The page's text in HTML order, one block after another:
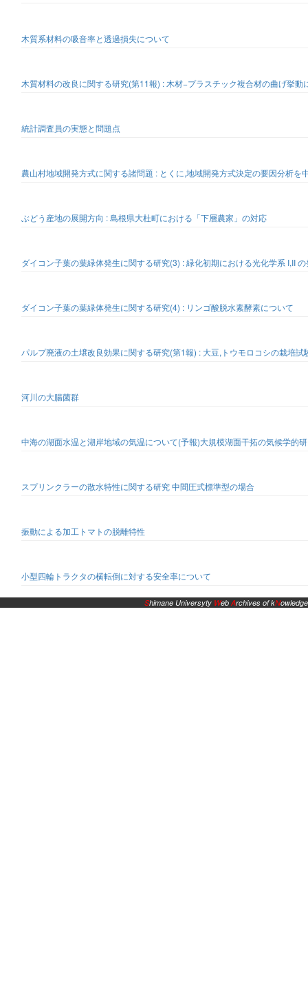
木質系材料の吸音率と透過損失について
木質材料の改良に関する研究(第11報) : 木材−プラスチック複合材の曲げ挙動
統計調査員の実態と問題点
農山村地域開発方式に関する諸問題 : とくに,地域開発方式決定の要因分析を
ぶどう産地の展開方向 : 島根県大杜町における「下層農家」の対応
ダイコン子葉の葉緑体発生に関する研究(3) : 緑化初期における光化学系 I,II
ダイコン子葉の葉緑体発生に関する研究(4) : リンゴ酸脱水素酵素について
パルプ廃液の土壌改良効果に関する研究(第1報) : 大豆,トウモロコシの栽培試
河川の大腸菌群
中海の湖面水温と湖岸地域の気温について(予報)大規模湖面干拓の気候学的
スプリンクラーの散水特性に関する研究 中間圧式標準型の場合
振動による加工トマトの脱離特性
小型四輪トラクタの横転倒に対する安全率について
Shimane Universyty WebArchives of kNowledge